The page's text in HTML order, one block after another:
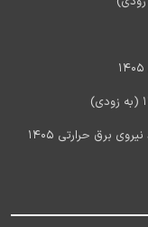
آخرین اخبار استخدام شرکت مادر تخصصی تولید نیروی برق حرارتی 1405